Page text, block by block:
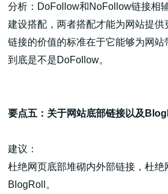
分析：DoFollow和NoFollow链接相
建设搭配，两者搭配才能为网站提
链接的价值的标准在于它能够为网站
到底是不是DoFollow。
要点五：关于网站底部链接以及
建议：
杜绝网页底部堆砌内外部链接，杜绝
BlogRoll。